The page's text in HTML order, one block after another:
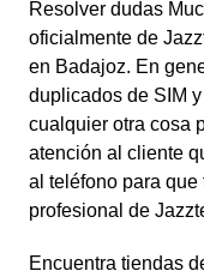
Resolver dudas
oficialmente de
en Badajoz. En
duplicados de SIM
cualquier otra cosa
atención al cliente
al teléfono para
profesional de
Encuentra tiendas